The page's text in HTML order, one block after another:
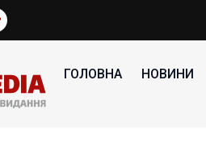
ГОЛОВНА НОВИНИ